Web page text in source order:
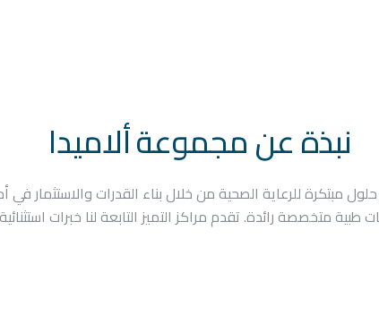
نبذة عن مجموعة ألاميدا
على تطوير حلول مبتكرة للرعاية الصحية من خلال بناء القدرات
طبية متخصصة رائدة. تقدم مراكز التميز التابعة لنا خبرات